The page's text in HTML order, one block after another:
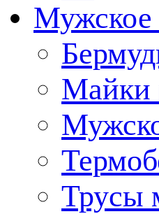
Мужское
Майки
Трусы